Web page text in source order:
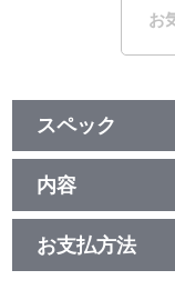
お
スペック
品番：TU-5524
サイズ：約 高さ40㎝
素材：ポリエステル
生産国：中国
内容
【使用上の注意】
●本商品の対象年齢は
絶対に与えないでくだ
お支払方法